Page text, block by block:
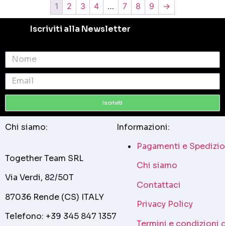
1 2 3 4 … 7 8 9 →
Iscriviti alla Newsletter
Iscriviti
Chi siamo:
Together Team SRL
Via Verdi, 82/50T
87036 Rende (CS) ITALY
Telefono: +39 345 847 1357
Informazioni:
Pagamenti e
Chi siamo
Contattaci
Privacy Policy
Termini e condizioni